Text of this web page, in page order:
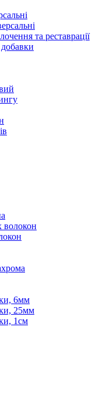
та реставрації
добавки
волокон
6мм
25мм
1см